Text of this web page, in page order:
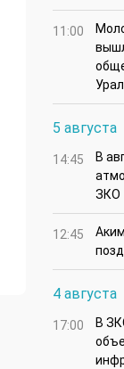
11:00
5 августа
14:45
В
ЗКО
12:45
4 августа
17:00
В